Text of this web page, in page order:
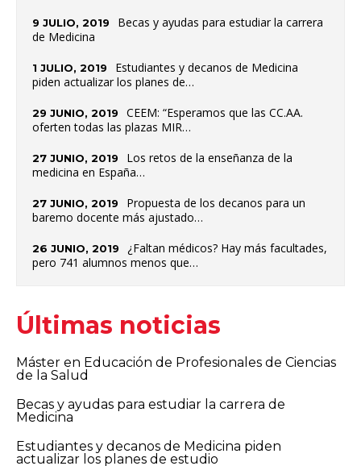
9 JULIO, 2019
Becas y ayudas para estudiar la carrera
de Medicina
1 JULIO, 2019
Estudiantes y decanos de Medicina
piden actualizar los planes de…
29 JUNIO, 2019
CEEM: “Esperamos que las CC.AA.
oferten todas las plazas MIR…
27 JUNIO, 2019
Los retos de la enseñanza de la
medicina en España…
27 JUNIO, 2019
Propuesta de los decanos para un
baremo docente más ajustado…
26 JUNIO, 2019
¿Faltan médicos? Hay más facultades,
pero 741 alumnos menos que…
Últimas noticias
Máster en Educación de Profesionales de Ciencias
de la Salud
Becas y ayudas para estudiar la carrera de
Medicina
Estudiantes y decanos de Medicina piden
actualizar los planes de estudio